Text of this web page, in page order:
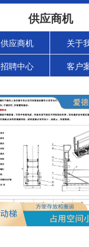
供应商机
供应商机 关于
招聘中心 客户